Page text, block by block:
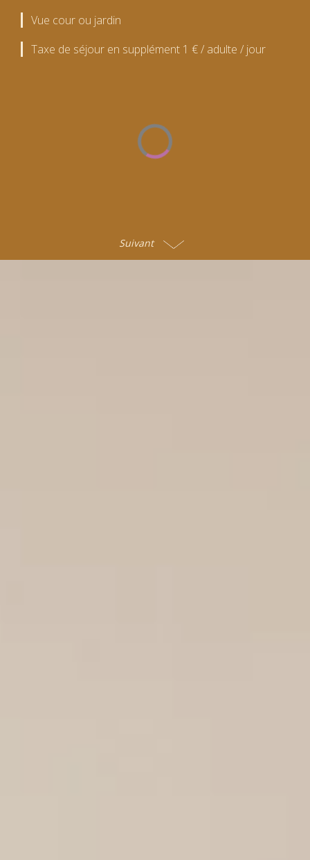
Vue cour ou jardin
Taxe de séjour en supplément 1 € / adulte / jour
Suivant